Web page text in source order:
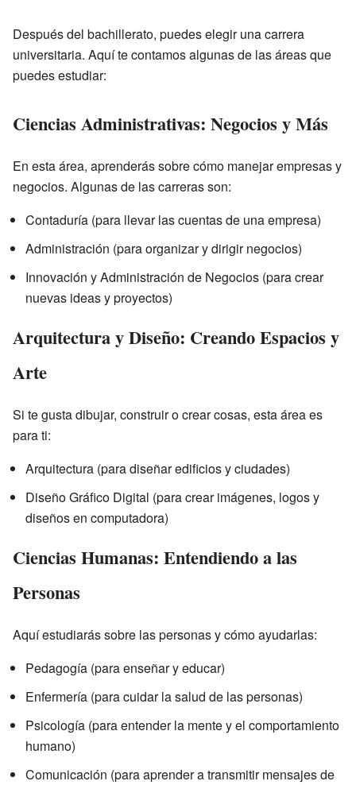
Después del bachillerato, puedes elegir una carrera
universitaria. Aquí te contamos algunas de las áreas que
puedes estudiar:
Ciencias Administrativas: Negocios y Más
En esta área, aprenderás sobre cómo manejar empresas y
negocios. Algunas de las carreras son:
Contaduría (para llevar las cuentas de una empresa)
Administración (para organizar y dirigir negocios)
Innovación y Administración de Negocios (para crear
nuevas ideas y proyectos)
Arquitectura y Diseño: Creando Espacios y
Arte
Si te gusta dibujar, construir o crear cosas, esta área es
para ti:
Arquitectura (para diseñar edificios y ciudades)
Diseño Gráfico Digital (para crear imágenes, logos y
diseños en computadora)
Ciencias Humanas: Entendiendo a las
Personas
Aquí estudiarás sobre las personas y cómo ayudarlas:
Pedagogía (para enseñar y educar)
Enfermería (para cuidar la salud de las personas)
Psicología (para entender la mente y el comportamiento
humano)
Comunicación (para aprender a transmitir mensajes de